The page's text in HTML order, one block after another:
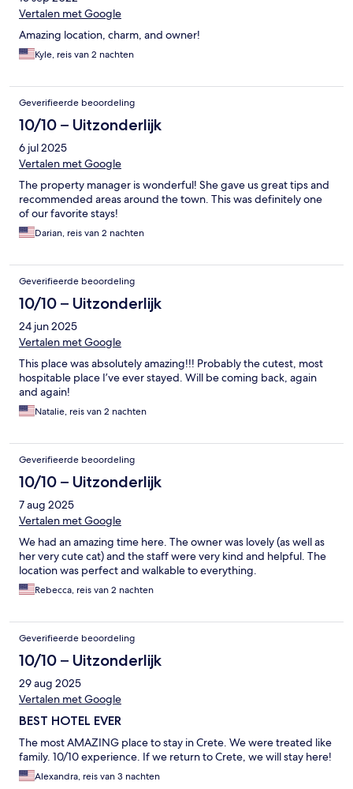
Vertalen met Google
Amazing location, charm, and owner!
Kyle, reis van 2 nachten
Geverifieerde beoordeling
10/10 – Uitzonderlijk
6 jul 2025
Vertalen met Google
The property manager is wonderful! She gave us great tips and
recommended areas around the town. This was definitely one
of our favorite stays!
Darian, reis van 2 nachten
Geverifieerde beoordeling
10/10 – Uitzonderlijk
24 jun 2025
Vertalen met Google
This place was absolutely amazing!!! Probably the cutest, most
hospitable place I’ve ever stayed. Will be coming back, again
and again!
Natalie, reis van 2 nachten
Geverifieerde beoordeling
10/10 – Uitzonderlijk
7 aug 2025
Vertalen met Google
We had an amazing time here. The owner was lovely (as well as
her very cute cat) and the staff were very kind and helpful. The
location was perfect and walkable to everything.
Rebecca, reis van 2 nachten
Geverifieerde beoordeling
10/10 – Uitzonderlijk
29 aug 2025
Vertalen met Google
BEST HOTEL EVER
The most AMAZING place to stay in Crete. We were treated like
family. 10/10 experience. If we return to Crete, we will stay here!
Alexandra, reis van 3 nachten